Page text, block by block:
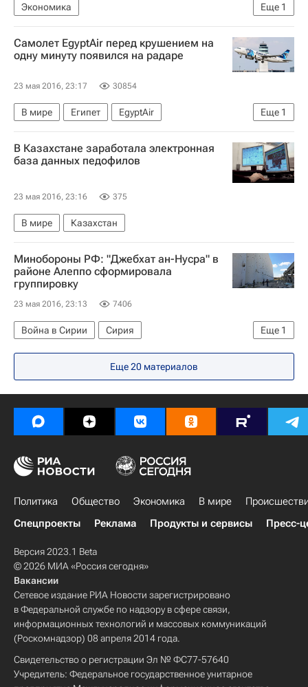
Еще 1
Экономика
Евразийский экономический союз
Самолет EgyptAir перед крушением на
одну минуту появился на радаре
23 мая 2016, 23:17 30854
Еще 1
В мире Египет
EgyptAir
Расследование крушения самолета EgyptAir
В Казахстане заработала электронная
база данных педофилов
23 мая 2016, 23:16 375
В мире Казахстан
Минобороны РФ: "Джебхат ан-Нусра" в
районе Алеппо сформировала
группировку
23 мая 2016, 23:13 7406
Еще 1
Война в Сирии
Сирия
Министерство обороны РФ (Минобороны РФ)
Еще 20 материалов
Политика Общество Экономика В мире
Спецпроекты
Реклама Продукты и сервисы Пресс-
Версия 2023.1 Beta
© 2026 МИА «Россия сегодня»
Вакансии
Сетевое издание РИА Новости зарегистрировано
в Федеральной службе по надзору в сфере связи,
информационных технологий и массовых коммуникаций
(Роскомнадзор) 08 апреля 2014 года.
Свидетельство о регистрации Эл № ФС77-57640
Учредитель: Федеральное государственное унитарное